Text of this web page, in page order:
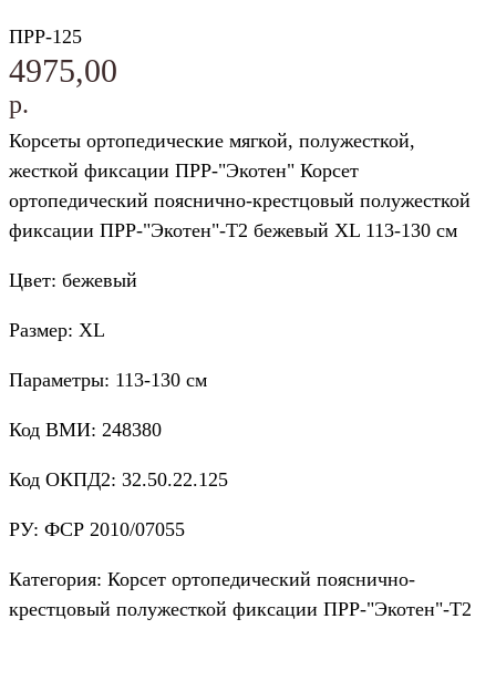
ПРР-125
4975,00
р.
Корсеты ортопедические мягкой, полужесткой,
жесткой фиксации ПРР-"Экотен" Корсет
ортопедический пояснично-крестцовый полужесткой
фиксации ПРР-"Экотен"-Т2 бежевый XL 113-130 см
Цвет: бежевый
Размер: XL
Параметры: 113-130 см
Код ВМИ: 248380
Код ОКПД2: 32.50.22.125
РУ: ФСР 2010/07055
Категория: Корсет ортопедический пояснично-
крестцовый полужесткой фиксации ПРР-"Экотен"-Т2